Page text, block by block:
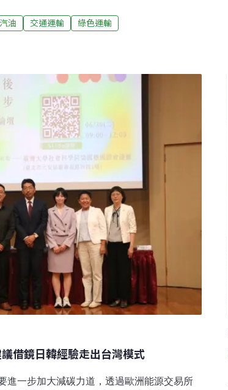
推進至E20強制摻配；越南在今年石油危機
則透過補貼措施，鼓勵民眾使用E20等汽
）與國際氣候發展智庫本月7日舉辦「酒精
重新推動酒精汽油的可能性。酒精汽油重回
源自主摻配生質酒精的酒精汽油，被視為運
檢驗局上月9日修訂兩項國家標準：
正式新增「E10酒精汽油」品項，以及C
汽油 交通運輸
綠色運輸
借鏡日韓經驗走出台灣模式
進一步加大減碳力道，透過歐洲能源交易所